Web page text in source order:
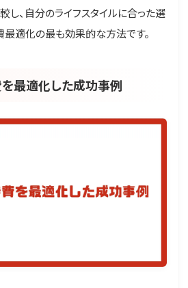
し、自分のライフスタイルに合った選
最適化の最も効果的な方法です。
最適化した成功事例